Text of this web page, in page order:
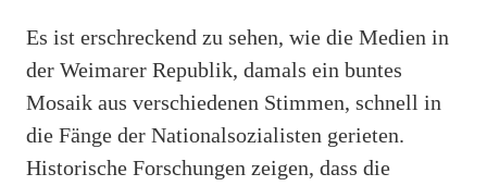
Es ist erschreckend zu sehen, wie die Medien in
der Weimarer Republik, damals ein buntes
Mosaik aus verschiedenen Stimmen, schnell in
die Fänge der Nationalsozialisten gerieten.
Historische Forschungen zeigen, dass die